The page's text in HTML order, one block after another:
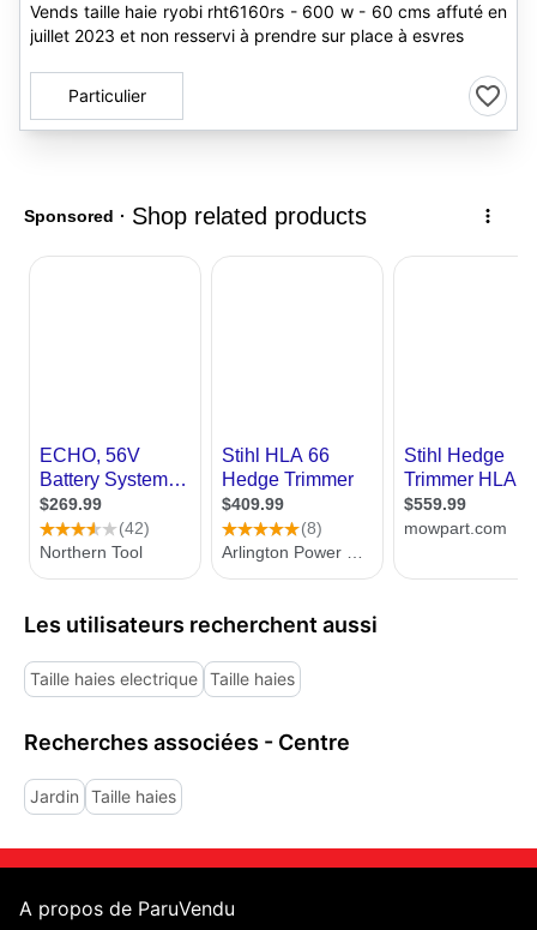
Vends taille haie ryobi rht6160rs - 600 w - 60 cms affuté en
juillet 2023 et non resservi à prendre sur place à esvres
Particulier
Les utilisateurs recherchent aussi
Taille haies electrique Taille haies
Recherches associées - Centre
Jardin Taille haies
A propos de ParuVendu